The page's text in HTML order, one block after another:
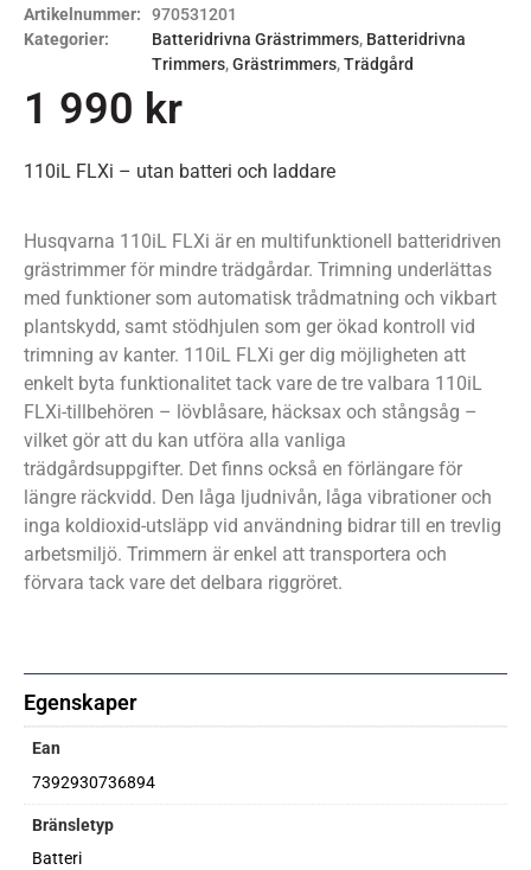
Artikelnummer:
970531201
Kategorier:
Batteridrivna Grästrimmers, Batteridrivna
Trimmers,Grästrimmers,Trädgård
1 990 kr
110iL FLXi – utan batteri och laddare
Husqvarna 110iL FLXi är en multifunktionell batteridriven
grästrimmer för mindre trädgårdar. Trimning underlättas
med funktioner som automatisk trådmatning och vikbart
plantskydd, samt stödhjulen som ger ökad kontroll vid
trimning av kanter. 110iL FLXi ger dig möjligheten att
enkelt byta funktionalitet tack vare de tre valbara 110iL
FLXi-tillbehören – lövblåsare, häcksax och stångsåg –
vilket gör att du kan utföra alla vanliga
trädgårdsuppgifter. Det finns också en förlängare för
längre räckvidd. Den låga ljudnivån, låga vibrationer och
inga koldioxid-utsläpp vid användning bidrar till en trevlig
arbetsmiljö. Trimmern är enkel att transportera och
förvara tack vare det delbara riggröret.
Egenskaper
Ean
7392930736894
Bränsletyp
Batteri